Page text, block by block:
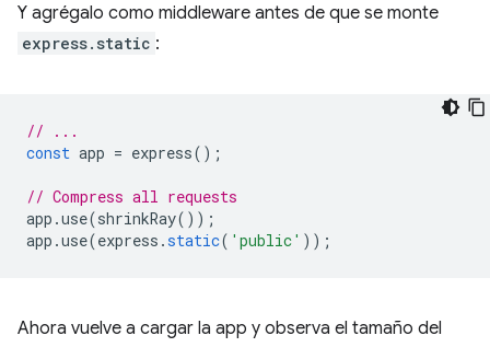
Y agrégalo como middleware antes de que se monte
express.static :
// ...
const app = express();
// Compress all requests
app .use(shrinkRay());
app .use(express .static( 'public' ));
Ahora vuelve a cargar la app y observa el tamaño del